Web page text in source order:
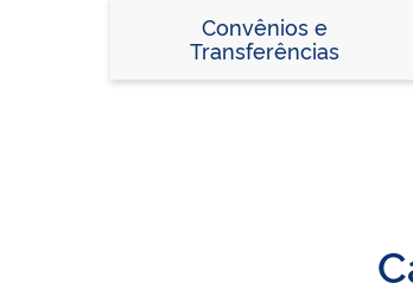
Convênios e
Transferências